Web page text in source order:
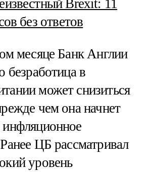
Brexit: 11
без ответов
месяце Банк Англии
безработица в
может снизиться
чем она начнет
инфляционное
ЦБ рассматривал
уровень